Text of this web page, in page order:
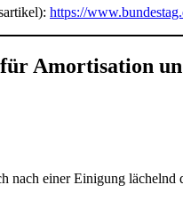
https://
Amortisation